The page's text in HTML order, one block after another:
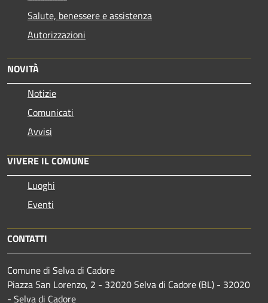
Salute, benessere e assistenza
Autorizzazioni
NOVITÀ
Notizie
Comunicati
Avvisi
VIVERE IL COMUNE
Luoghi
Eventi
CONTATTI
Comune di Selva di Cadore
Piazza San Lorenzo, 2 - 32020 Selva di Cadore (BL) - 32020
- Selva di Cadore